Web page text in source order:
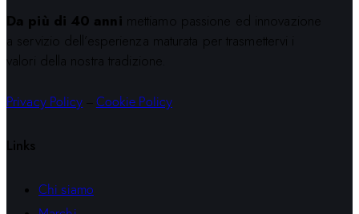
Da più di 40 anni mettiamo passione ed innovazione
a servizio dell’esperienza maturata per trasmettervi i
valori della nostra tradizione.
Privacy Policy Cookie Policy
Links
Chi siamo